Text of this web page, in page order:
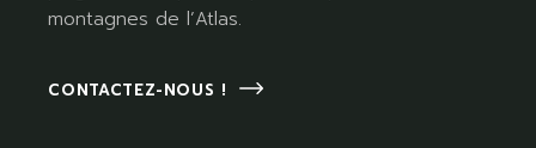
montagnes de l’Atlas.
CONTACTEZ-NOUS !